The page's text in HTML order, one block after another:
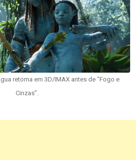
retorna em 3D/IMAX antes de “Fogo e
Cinzas”.